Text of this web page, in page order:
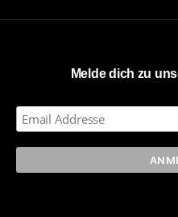
Beiträge
Melde dich zu